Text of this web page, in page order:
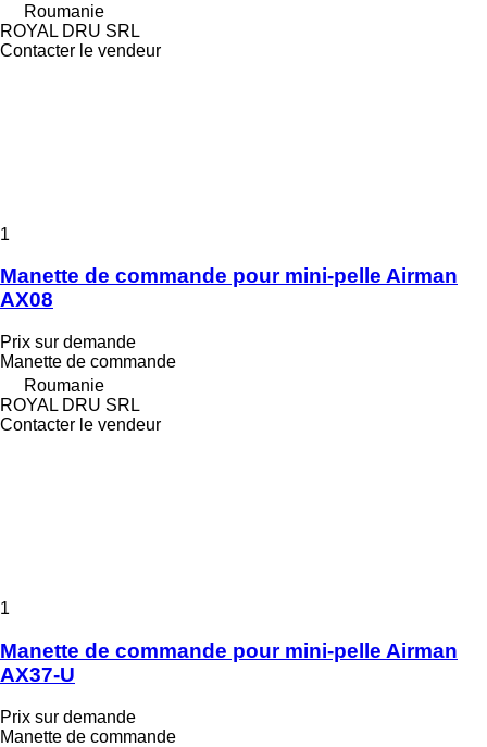
Roumanie
ROYAL DRU SRL
Contacter le vendeur
1
Manette de commande pour mini-pelle Airman
AX08
Prix sur demande
Manette de commande
Roumanie
ROYAL DRU SRL
Contacter le vendeur
1
Manette de commande pour mini-pelle Airman
AX37-U
Prix sur demande
Manette de commande